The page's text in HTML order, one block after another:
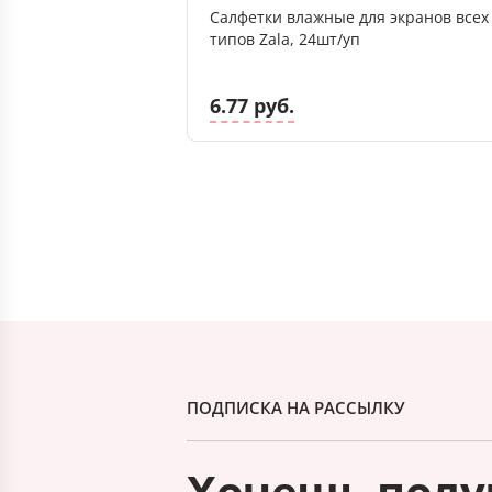
Салфетки влажные для экранов всех
типов Zala, 24шт/уп
6.77 руб.
ПОДПИСКА НА РАССЫЛКУ